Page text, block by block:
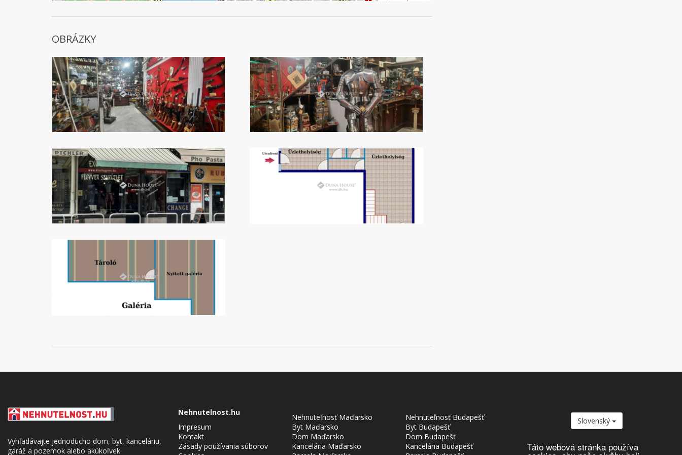
Táto webová stránka používa
OBRÁZKY
Vyhľadávajte jednoducho dom, byt, kanceláriu,
garáž a pozemok alebo akúkoľvek
Nehnutelnost.hu
Impresum
Kontakt
Zásady používania súborov
Nehnuteľnosť Maďarsko
Byt Maďarsko
Dom Maďarsko
Kancelária Maďarsko
Nehnuteľnosť Budapešť
Byt Budapešť
Dom Budapešť
Kancelária Budapešť
Slovenský